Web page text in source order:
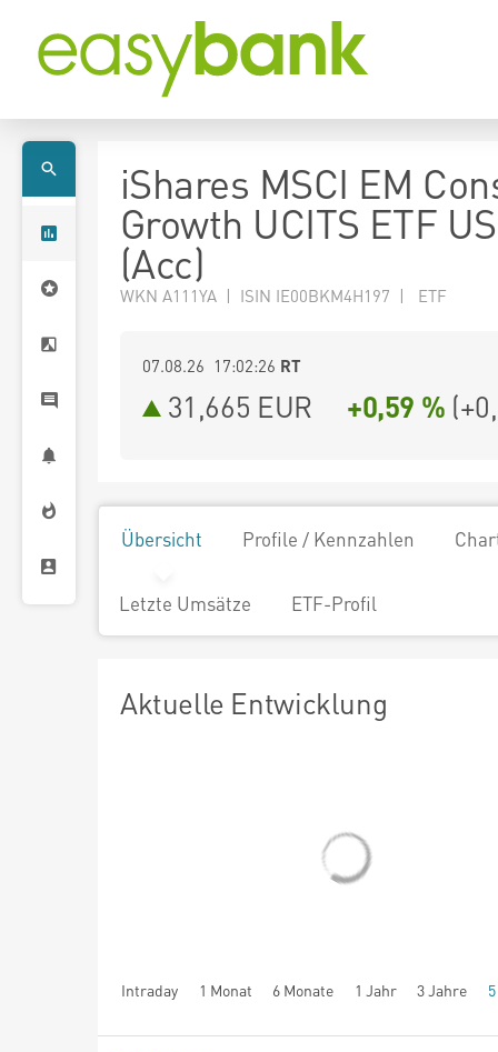
iShares MSCI EM
Growth UCITS ETF
(Acc)
WKN A111YA | ISIN IE00BKM4H197 | ETF
07.08.26 17:02:26 RT
31,665 EUR +0,59 % (
Übersicht Profile / Kennzahlen
Letzte Umsätze ETF-Profil
Aktuelle Entwicklung
Intraday 1 Monat 6 Monate 1 Jahr 3 Jahre
seit Beginn